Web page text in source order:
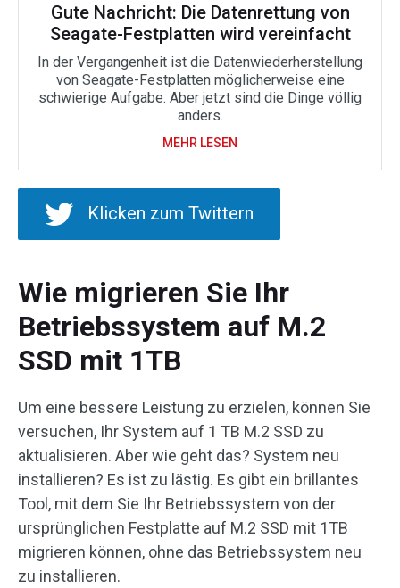
Gute Nachricht: Die Datenrettung von
Seagate-Festplatten wird vereinfacht
In der Vergangenheit ist die Datenwiederherstellung
von Seagate-Festplatten möglicherweise eine
schwierige Aufgabe. Aber jetzt sind die Dinge völlig
anders.
MEHR LESEN
Klicken zum Twittern
Wie migrieren Sie Ihr
Betriebssystem auf M.2
SSD mit 1TB
Um eine bessere Leistung zu erzielen, können Sie
versuchen, Ihr System auf 1 TB M.2 SSD zu
aktualisieren. Aber wie geht das? System neu
installieren? Es ist zu lästig. Es gibt ein brillantes
Tool, mit dem Sie Ihr Betriebssystem von der
ursprünglichen Festplatte auf M.2 SSD mit 1TB
migrieren können, ohne das Betriebssystem neu
zu installieren.